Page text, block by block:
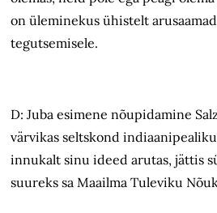
on üleminekus ühistelt
tegutsemisele.
D: Juba esimene nõupidamine
värvikas seltskond
innukalt sinu ideed arutas, jättis
suureks sa Maailma Tuleviku